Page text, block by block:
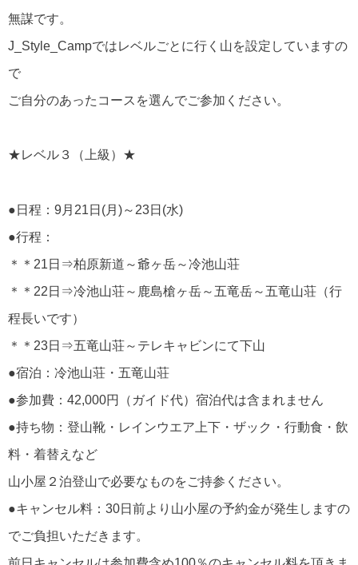
無謀です。
J_Style_Campではレベルごとに行く山を設定していますの
で
ご自分のあったコースを選んでご参加ください。
★レベル３（上級）★
●日程：9月21日(月)～23日(水)
●行程：
＊＊21日⇒柏原新道～爺ヶ岳～冷池山荘
＊＊22日⇒冷池山荘～鹿島槍ヶ岳～五竜岳～五竜山荘（行
程長いです）
＊＊23日⇒五竜山荘～テレキャビンにて下山
●宿泊：冷池山荘・五竜山荘
●参加費：42,000円（ガイド代）宿泊代は含まれません
●持ち物：登山靴・レインウエア上下・ザック・行動食・飲
料・着替えなど
山小屋２泊登山で必要なものをご持参ください。
●キャンセル料：30日前より山小屋の予約金が発生しますの
でご負担いただきます。